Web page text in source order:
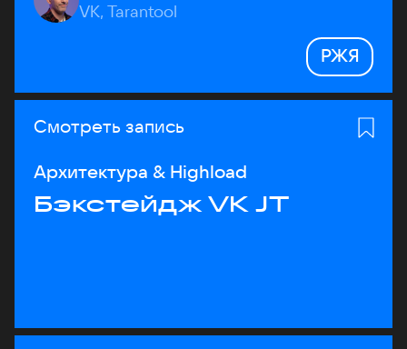
VK, Tarantool
РЖЯ
Смотреть запись
Архитектура & Highload
Бэкстейдж VK JT